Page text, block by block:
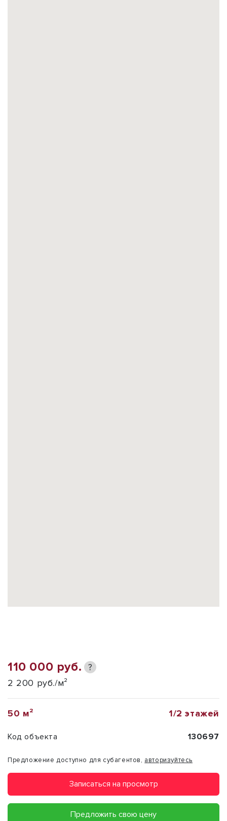
110 000 руб. ?
2 200 руб./м²
50 м² 1/2 этажей
Код объекта 130697
Предложение доступно для субагентов, авторизуйтесь
Записаться на просмотр
Предложить свою цену